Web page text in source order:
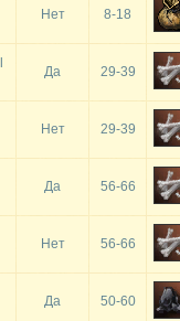
Нет 8-18
Да 29-39
Нет 29-39
Да 56-66
Нет 56-66
Да 50-60